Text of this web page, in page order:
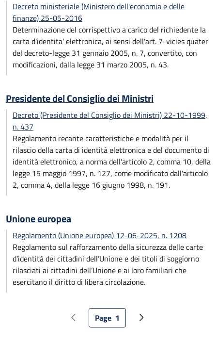
Decreto ministeriale (Ministero dell'economia e delle
finanze) 25-05-2016
Determinazione del corrispettivo a carico del richiedente la
carta d'identita' elettronica, ai sensi dell'art. 7-vicies quater
del decreto-legge 31 gennaio 2005, n. 7, convertito, con
modificazioni, dalla legge 31 marzo 2005, n. 43.
Presidente del Consiglio dei Ministri
Decreto (Presidente del Consiglio dei Ministri) 22-10-1999,
n. 437
Regolamento recante caratteristiche e modalità per il
rilascio della carta di identità elettronica e del documento di
identità elettronico, a norma dell'articolo 2, comma 10, della
legge 15 maggio 1997, n. 127, come modificato dall'articolo
2, comma 4, della legge 16 giugno 1998, n. 191.
Unione europea
Regolamento (Unione europea) 12-06-2025, n. 1208
Regolamento sul rafforzamento della sicurezza delle carte
d’identità dei cittadini dell’Unione e dei titoli di soggiorno
rilasciati ai cittadini dell’Unione e ai loro familiari che
esercitano il diritto di libera circolazione.
Paginazione
Pagina precedente
Pagina attuale
Page 1 Pagina successiva